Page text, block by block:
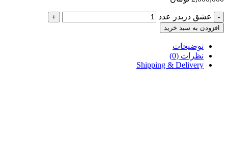
- عشق دربدر عدد
+
افزودن به سبد خرید
توضیحات
نظرات (0)
Shipping & Delivery